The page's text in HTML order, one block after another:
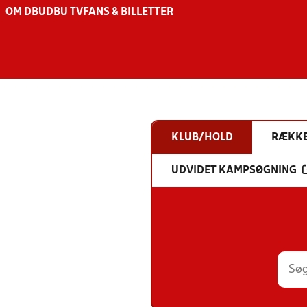
OM DBU DBU TV FANS & BILLETTER
KLUB/HOLD
UDVIDET KAMPSØGNING